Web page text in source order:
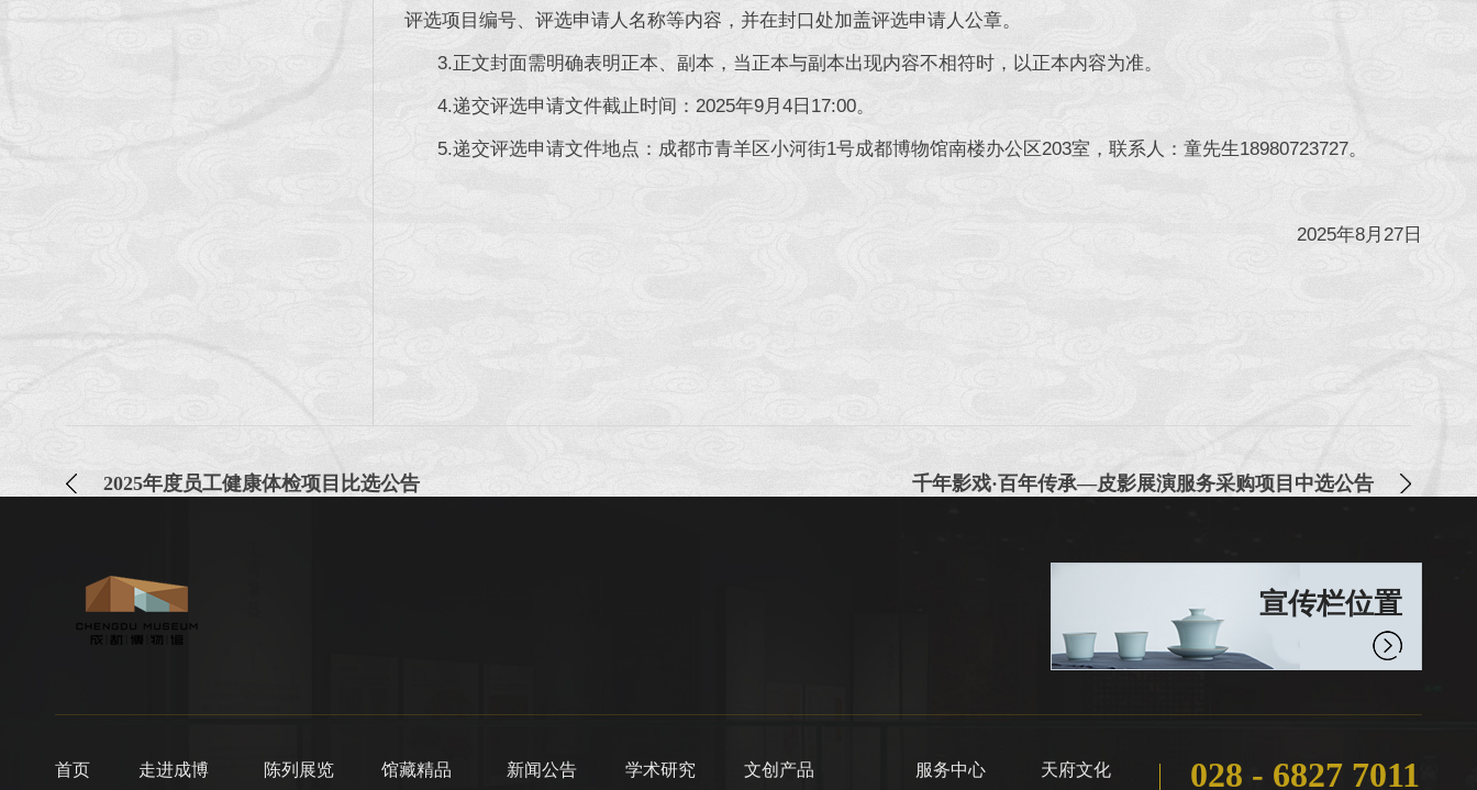
评选项目编号、评选申请人名称等内容，并在封口处加盖评选申请人公章。
3.正文封面需明确表明正本、副本，当正本与副本出现内容不相符时，以正本内容为准。
4.递交评选申请文件截止时间：2025年9月4日17:00。
5.递交评选申请文件地点：成都市青羊区小河街1号成都博物馆南楼办公区203室，联系人：童先生18980723727。
2025年8月27日
2025年度员工健康体检项目比选公告 千年影戏·百年传承—皮影展演服务采购项目中选公告
宣传栏位置
首页 走进成博 陈列展览 馆藏精品 新闻公告 学术研究 文创产品 服务中心 天府文化 028 - 6827 7011